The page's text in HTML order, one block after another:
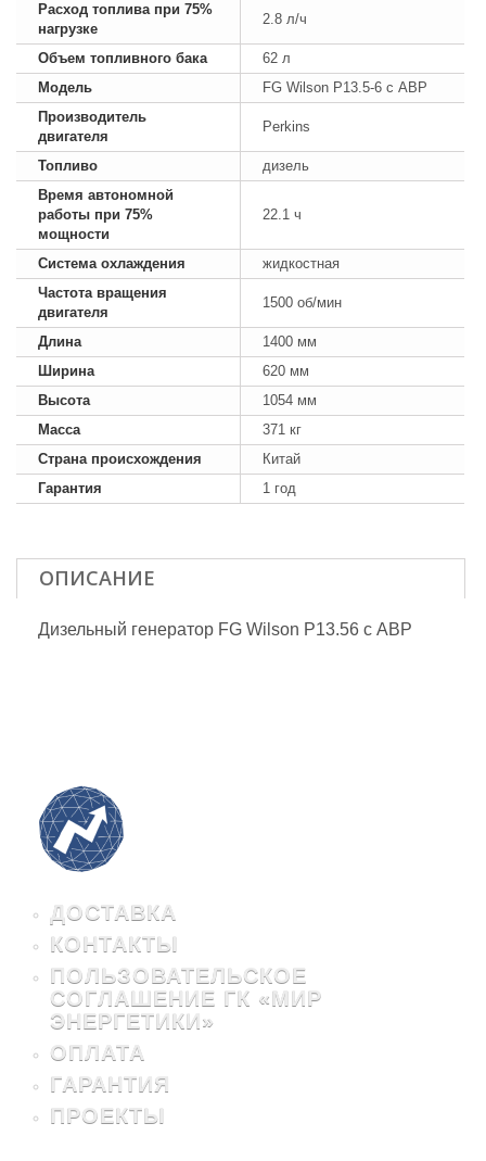
Расход топлива при 75%
нагрузке
2.8 л/ч
Объем топливного бака
62 л
Модель
FG Wilson P13.5-6 с АВР
Производитель
двигателя
Perkins
Топливо
дизель
Время автономной
работы при 75%
мощности
22.1 ч
Система охлаждения
жидкостная
Частота вращения
двигателя
1500 об/мин
Длина
1400 мм
Ширина
620 мм
Высота
1054 мм
Масса
371 кг
Страна происхождения
Китай
Гарантия
1 год
ОПИСАНИЕ
Дизельный генератор FG Wilson P13.56 с АВР
ДОСТАВКА
КОНТАКТЫ
ПОЛЬЗОВАТЕЛЬСКОЕ
СОГЛАШЕНИЕ ГК «МИР
ЭНЕРГЕТИКИ»
ОПЛАТА
ГАРАНТИЯ
ПРОЕКТЫ